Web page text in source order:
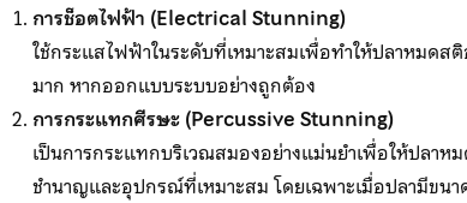
การช็อตไฟฟ้า (Electrical Stunning)
ใช้กระแสไฟฟ้าในระดับที่เหมาะสมเพื่อทำให้ปลาหมดสติ
มาก หากออกแบบระบบอย่างถูกต้อง
การกระแทกศีรษะ (Percussive Stunning)
เป็นการกระแทกบริเวณสมองอย่างแม่นยำเพื่อให้ปลา
ชำนาญและอุปกรณ์ที่เหมาะสม โดยเฉพาะเมื่อปลามีขน